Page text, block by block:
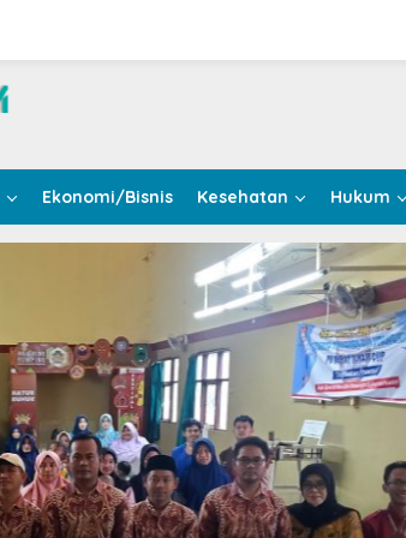
Ekonomi/Bisnis Kesehatan Hukum